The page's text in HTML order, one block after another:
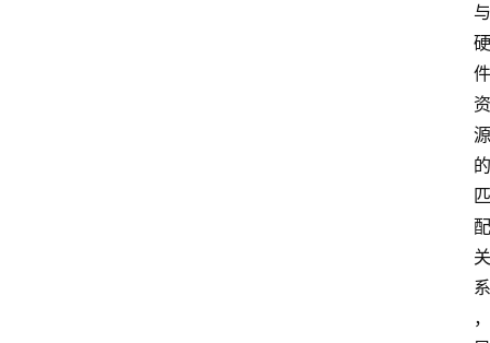
与
硬
件
资
源
的
匹
配
关
系
，